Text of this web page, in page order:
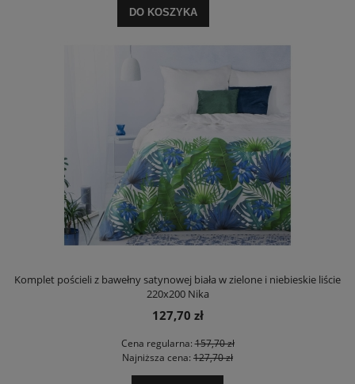
DO KOSZYKA
Komplet pościeli z bawełny satynowej biała w zielone i niebieskie liście
220x200 Nika
127,70 zł
Cena regularna:157,70 zł
Najniższa cena: 127,70 zł